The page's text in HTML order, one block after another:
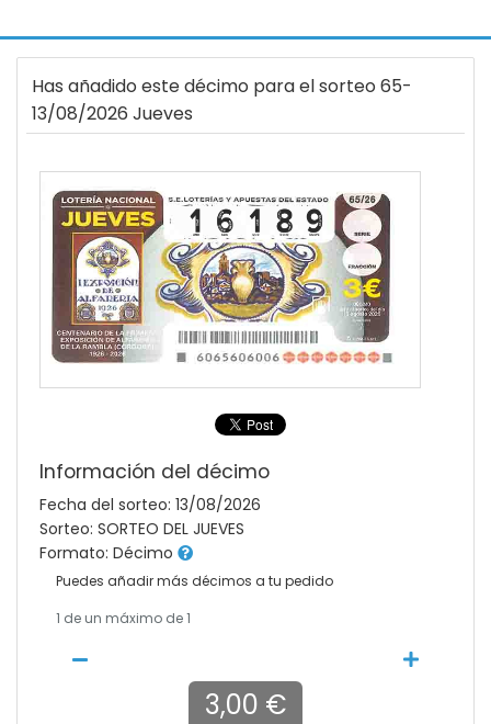
Has añadido este décimo para el sorteo 65-
13/08/2026 Jueves
Información del décimo
Fecha del sorteo: 13/08/2026
Sorteo: SORTEO DEL JUEVES
Formato: Décimo
Puedes añadir más décimos a tu pedido
1 de un máximo de 1
3,00 €